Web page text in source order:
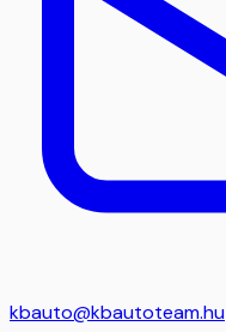
kbauto@kbautoteam.hu